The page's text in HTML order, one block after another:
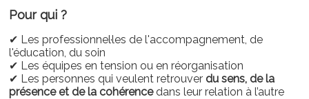
Pour qui ?
✔ Les professionnel·les de l'accompagnement, de
l'éducation, du soin
✔ Les équipes en tension ou en réorganisation
✔ Les personnes qui veulent retrouver du sens, de la
présence et de la cohérencedans leur relation à l’autre